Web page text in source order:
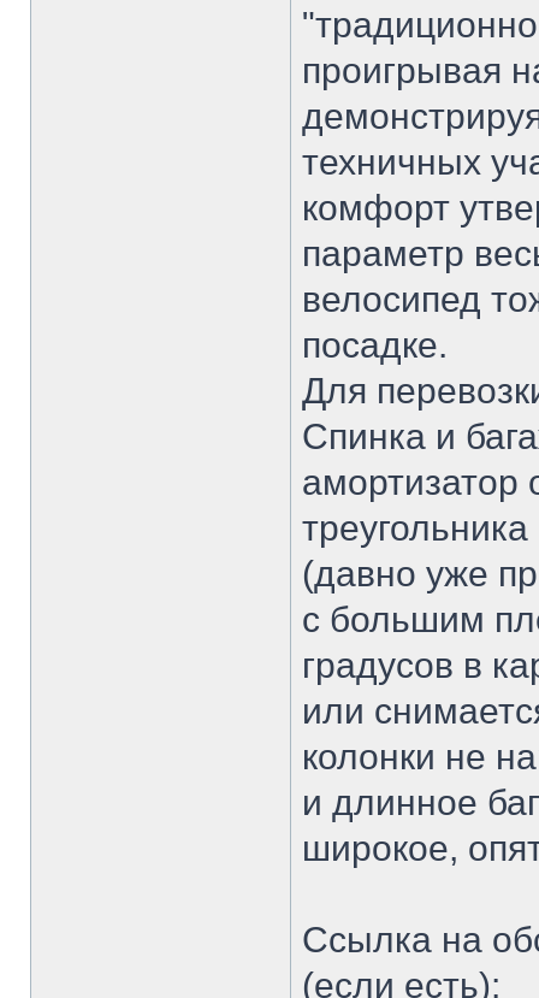
проигрывая
техничных
комфорт
параметр
велосипед
посадке.
Для
Спинка и
амортизатор
(давно уже
с большим
градусов в
или
колонки не
и длинное
широкое,
Ссылка на
(если есть):